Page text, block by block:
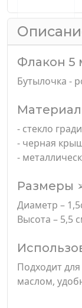
Флакон 5
Бутылочка -
- стекло
- черная
-
Размеры
Диаметр –
Высота – 5,5
Подходит
маслом,